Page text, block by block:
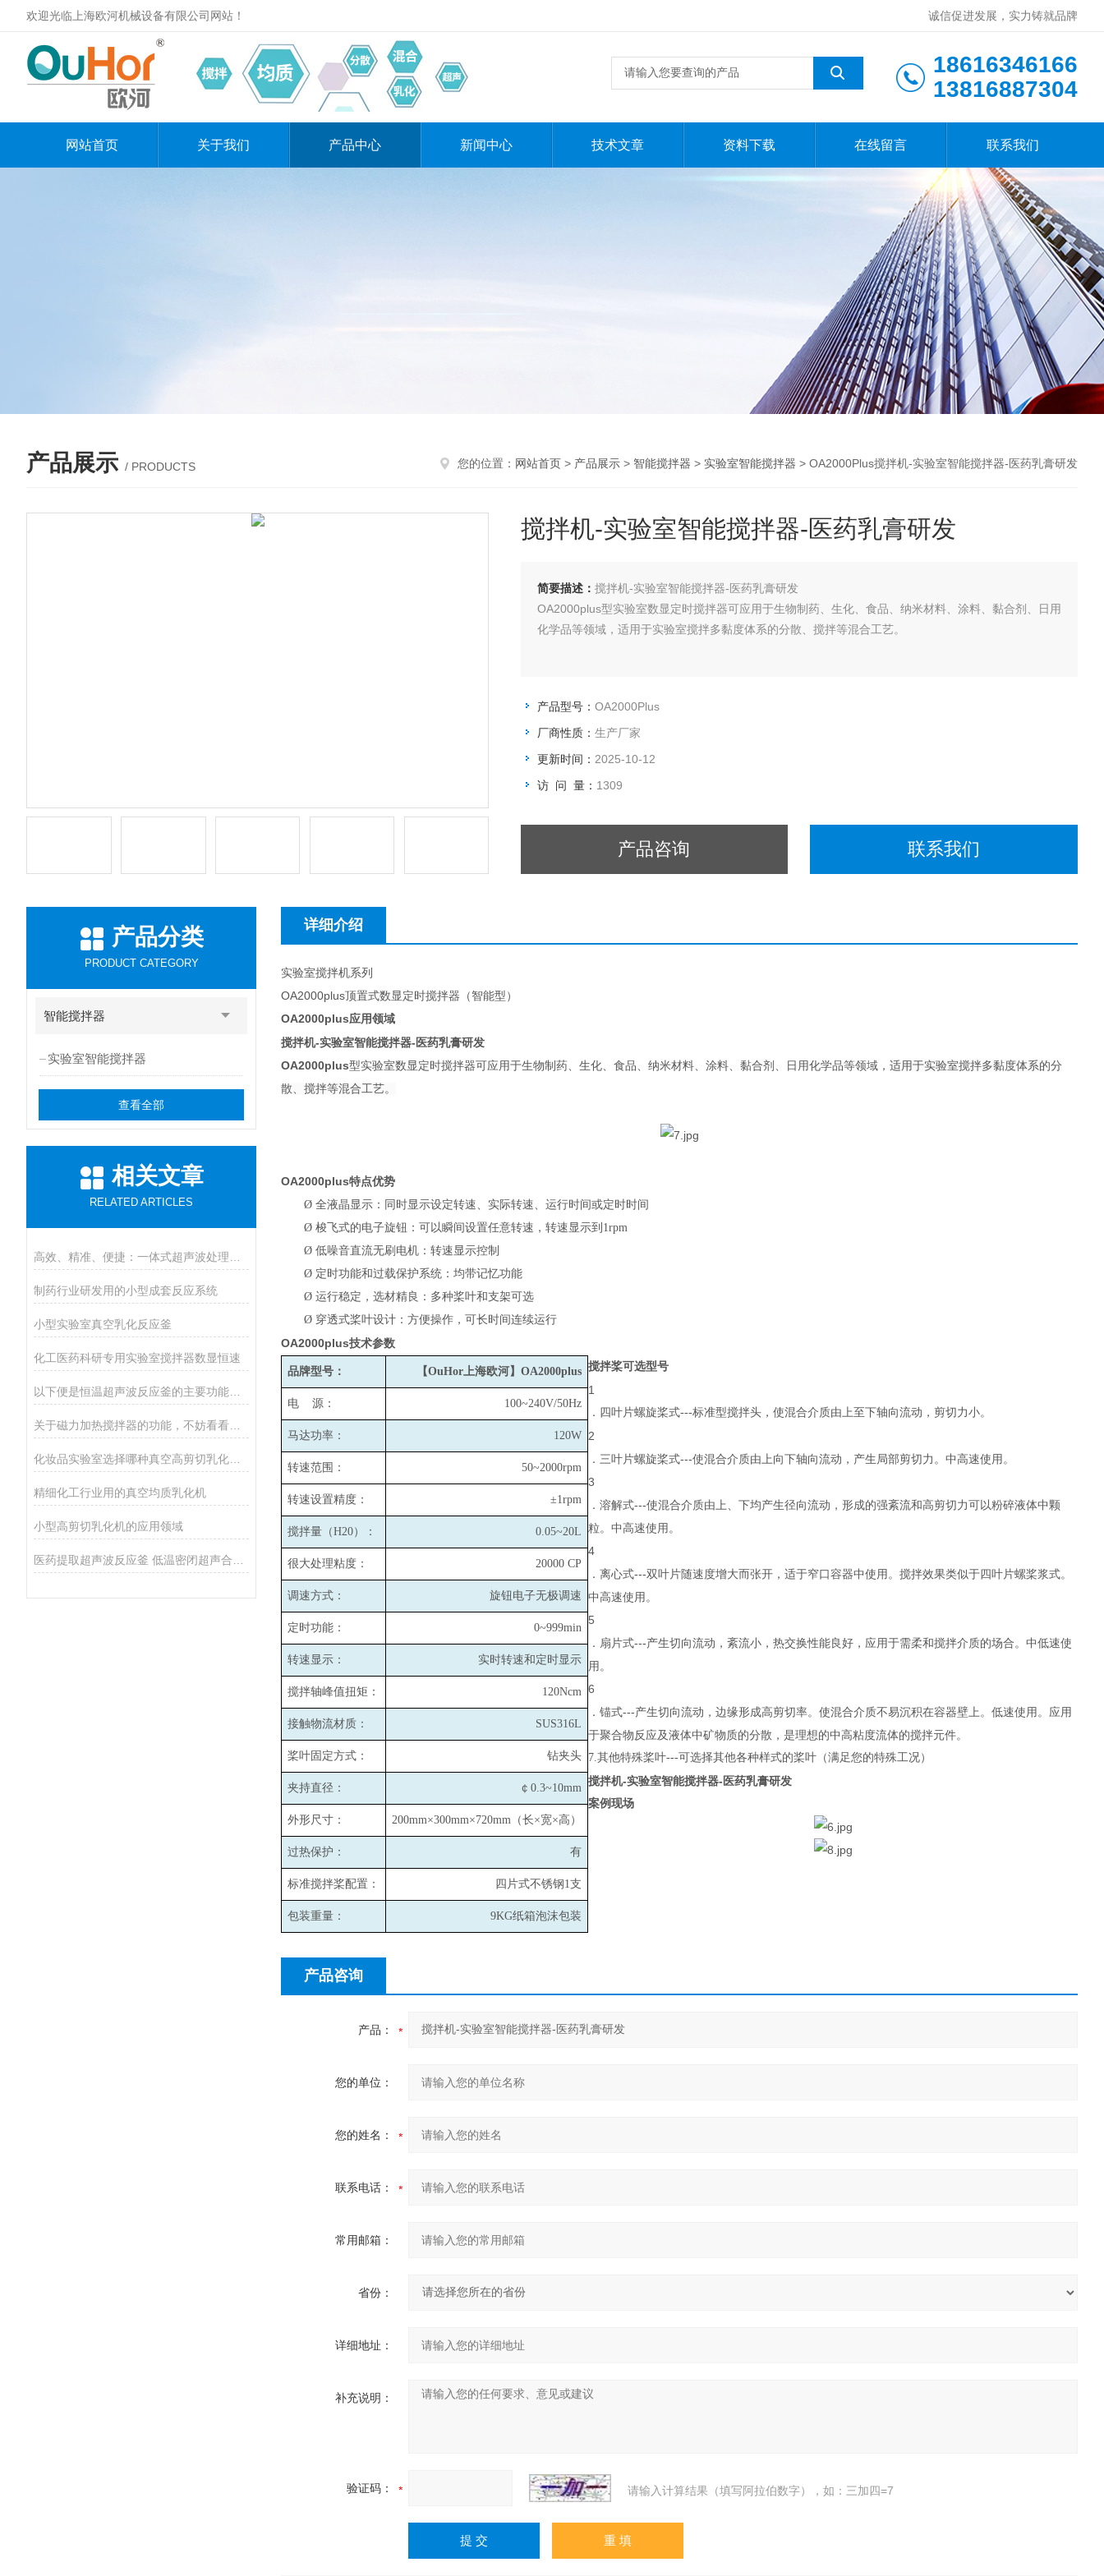
欢迎光临上海欧河机械设备有限公司网站！ 诚信促进发展，实力铸就品牌
18616346166
13816887304
网站首页 关于我们 产品中心 新闻中心 技术文章 资料下载 在线留言 联系我们
产品展示 / PRODUCTS 您的位置： 网站首页 > 产品展示 > 智能搅拌器 > 实验室智能搅拌器 > OA2000Plus搅拌机-实验室智能搅拌器-医药乳膏研发
搅拌机-实验室智能搅拌器-医药乳膏研发
简要描述： 搅拌机-实验室智能搅拌器-医药乳膏研发
OA2000plus型实验室数显定时搅拌器可应用于生物制药、生化、食品、纳米材料、涂料、黏合剂、日用
化学品等领域，适用于实验室搅拌多黏度体系的分散、搅拌等混合工艺。
产品型号： OA2000Plus
厂商性质： 生产厂家
更新时间： 2025-10-12
访 问 量： 1309
产品咨询 联系我们
产品分类
PRODUCT CATEGORY
智能搅拌器
实验室智能搅拌器
查看全部
相关文章
RELATED ARTICLES
制药行业研发用的小型成套反应系统
小型实验室真空乳化反应釜
化工医药科研专用实验室搅拌器数显恒速
精细化工行业用的真空均质乳化机
小型高剪切乳化机的应用领域
详细介绍
实验室搅拌机系列
OA2000plus顶置式数显定时搅拌器（智能型）
OA2000plus应用领域
搅拌机-实验室智能搅拌器-医药乳膏研发
OA2000plus型实验室数显定时搅拌器可应用于生物制药、生化、食品、纳米材料、涂料、黏合剂、日用化学品等领域， 适用于实验室搅拌多黏度体系的分
散、搅拌等混合工艺。
OA2000plus特点优势
Ø 全液晶显示：同时显示设定转速、实际转速、运行时间或定时时间
Ø 梭飞式的电子旋钮：可以瞬间设置任意转速，转速显示到1rpm
Ø 低噪音直流无刷电机：转速显示控制
Ø 定时功能和过载保护系统：均带记忆功能
Ø 运行稳定，选材精良：多种桨叶和支架可选
Ø 穿透式桨叶设计：方便操作，可长时间连续运行
OA2000plus技术参数
品牌型号： 【OuHor上海欧河】OA2000plus
电 源： 100~240V/50Hz
马达功率： 120W
转速范围： 50~2000rpm
转速设置精度： ±1rpm
搅拌量（H20）： 0.05~20L
很大处理粘度： 20000 CP
调速方式： 旋钮电子无极调速
定时功能： 0~999min
转速显示： 实时转速和定时显示
搅拌轴峰值扭矩： 120Ncm
接触物流材质： SUS316L
桨叶固定方式： 钻夹头
夹持直径： ￠0.3~10mm
外形尺寸： 200mm×300mm×720mm （长×宽×高）
过热保护： 有
标准搅拌桨配置： 四片式不锈钢1支
包装重量： 9KG纸箱泡沫包装
搅拌桨可选型号
1
．四叶片螺旋桨式---标准型搅拌头，使混合介质由上至下轴向流动，剪切力小。
2
．三叶片螺旋桨式---使混合介质由上向下轴向流动，产生局部剪切力。中高速使用。
3
．溶解式---使混合介质由上、下均产生径向流动，形成的强紊流和高剪切力可以粉碎液体中颗
粒。中高速使用。
4
．离心式---双叶片随速度增大而张开，适于窄口容器中使用。搅拌效果类似于四叶片螺桨浆式。
中高速使用。
5
．扇片式---产生切向流动，紊流小，热交换性能良好，应用于需柔和搅拌介质的场合。中低速使
用。
6
．锚式---产生切向流动，边缘形成高剪切率。使混合介质不易沉积在容器壁上。低速使用。应用
于聚合物反应及液体中矿物质的分散，是理想的中高粘度流体的搅拌元件。
7.其他特殊桨叶---可选择其他各种样式的桨叶（满足您的特殊工况）
搅拌机-实验室智能搅拌器-医药乳膏研发
案例现场
产品咨询
产品：
您的单位：
您的姓名：
联系电话：
常用邮箱：
省份：
详细地址：
补充说明：
验证码： 请输入计算结果（填写阿拉伯数字），如：三加四=7